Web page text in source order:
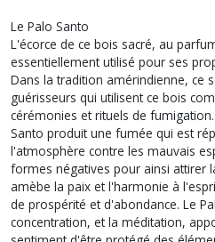
Le Palo Santo
L'écorce de ce bois sacré, au
essentiellement utilisé pour ses
Dans la tradition amérindienne, ce
guérisseurs qui utilisent ce bois
cérémonies et rituels de
Santo produit une fumée qui est
l'atmosphère contre les mauvais
formes négatives pour ainsi attirer
amèbe la paix et l'harmonie à
de prospérité et d'abondance. Le
concentration, et la méditation,